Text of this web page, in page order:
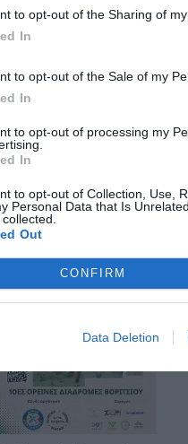
to opt-out of the Sharing of
In
to opt-out of the Sale of my
In
to opt-out of processing my
In
to opt-out of Collection, Use,
Personal Data that Is
Out
CONFIRM
Data Deletion